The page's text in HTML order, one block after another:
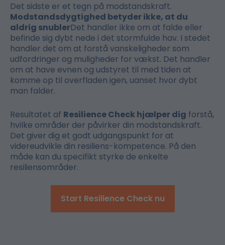
Det sidste er et tegn på modstandskraft.
Modstandsdygtighed betyder ikke, at du
aldrig snublerDet handler ikke om at falde eller
befinde sig dybt nede i det stormfulde hav. I stedet
handler det om at forstå vanskeligheder som
udfordringer og muligheder for vækst. Det handler
om at have evnen og udstyret til med tiden at
komme op til overfladen igen, uanset hvor dybt
man falder.
Resultatet af Resilience Check hjælper dig forstå,
hvilke områder der påvirker din modstandskraft.
Det giver dig et godt udgangspunkt for at
videreudvikle din resiliens-kompetence. På den
måde kan du specifikt styrke de enkelte
resiliensområder.
Start Resilience Check nu